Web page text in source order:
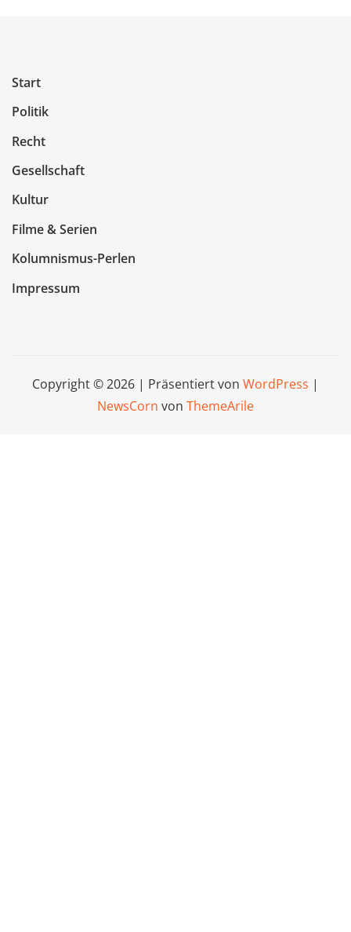
Start
Politik
Recht
Gesellschaft
Kultur
Filme & Serien
Kolumnismus-Perlen
Impressum
Copyright © 2026 | Präsentiert von WordPress |
NewsCorn von ThemeArile